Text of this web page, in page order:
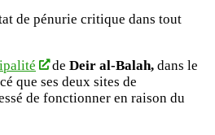
de pénurie critique dans tout
de Deir al-Balah,dans le
que ses deux sites de
de fonctionner en raison du